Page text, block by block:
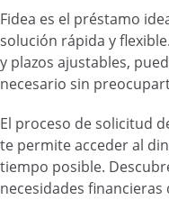
Fidea es el préstamo
solución rápida y
y plazos ajustables,
necesario sin
El proceso de solicitud
te permite acceder al
tiempo posible.
necesidades financieras